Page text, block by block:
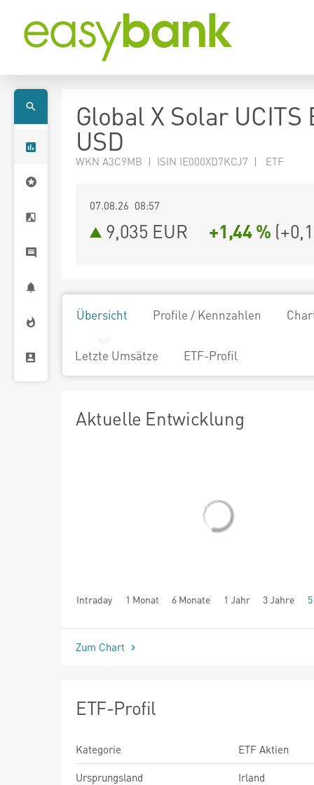
Global X Solar UCITS
USD
WKN A3C9MB | ISIN IE000XD7KCJ7 | ETF
07.08.26 08:57
9,035 EUR +1,44 % (
Übersicht Profile / Kennzahlen
Letzte Umsätze ETF-Profil
Aktuelle Entwicklung
Intraday 1 Monat 6 Monate 1 Jahr 3 Jahre
seit Beginn
Zum Chart
ETF-Profil
Kategorie
ETF Aktien
Ursprungsland
Irland